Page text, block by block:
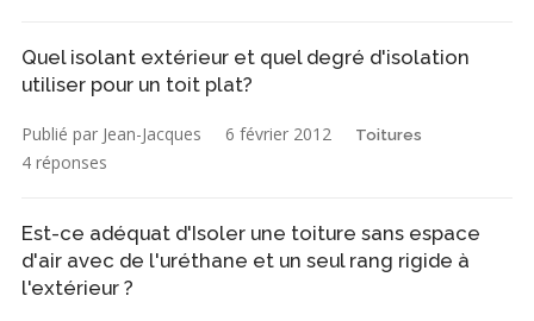
Quel isolant extérieur et quel degré d'isolation
utiliser pour un toit plat?
Publié par Jean-Jacques 6 février 2012 Toitures
4 réponses
Est-ce adéquat d'Isoler une toiture sans espace
d'air avec de l'uréthane et un seul rang rigide à
l'extérieur ?